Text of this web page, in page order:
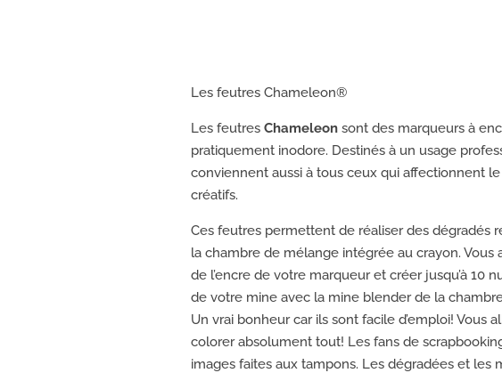
Les feutres Chameleon®️
Les feutres Chameleon sont des marqueurs à
pratiquement inodore. Destinés à un usage
conviennent aussi à tous ceux qui affectionnent
créatifs.
Ces feutres permettent de réaliser des dégradés
la chambre de mélange intégrée au crayon.
de l’encre de votre marqueur et créer jusqu’à 10
de votre mine avec la mine blender de la
Un vrai bonheur car ils sont facile d’emploi! Vous
colorer absolument tout! Les fans de
images faites aux tampons. Les dégradées et les